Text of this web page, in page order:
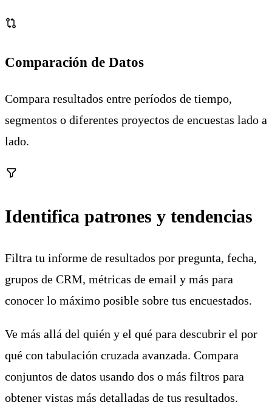
Comparación de Datos
Compara resultados entre períodos de tiempo,
segmentos o diferentes proyectos de encuestas lado a
lado.
Identifica patrones y tendencias
Filtra tu informe de resultados por pregunta, fecha,
grupos de CRM, métricas de email y más para
conocer lo máximo posible sobre tus encuestados.
Ve más allá del quién y el qué para descubrir el por
qué con tabulación cruzada avanzada. Compara
conjuntos de datos usando dos o más filtros para
obtener vistas más detalladas de tus resultados.